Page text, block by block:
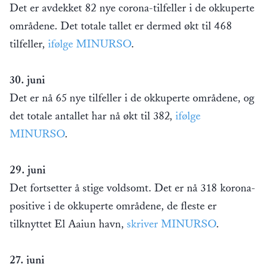
Det er avdekket 82 nye corona-tilfeller i de okkuperte
områdene. Det totale tallet er dermed økt til 468
tilfeller, ifølge MINURSO.
30. juni
Det er nå 65 nye tilfeller i de okkuperte områdene, og
det totale antallet har nå økt til 382, ifølge
MINURSO.
29. juni
Det fortsetter å stige voldsomt. Det er nå 318 korona-
positive i de okkuperte områdene, de fleste er
tilknyttet El Aaiun havn, skriver MINURSO.
27. juni